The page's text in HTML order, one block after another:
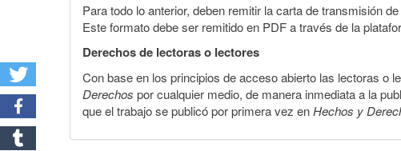
Para todo lo anterior, deben remitir la carta de transmisión
Este formato debe ser remitido en PDF a través de la
Derechos de lectoras o lectores
Con base en los principios de acceso abierto las lectoras o
Derechos por cualquier medio, de manera inmediata a la
que el trabajo se publicó por primera vez enHechos y